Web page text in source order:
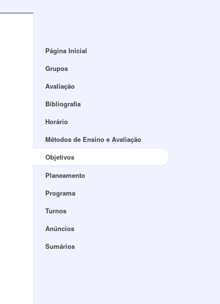
Página Inicial
Grupos
Avaliação
Bibliografia
Horário
Métodos de Ensino e Avaliação
Objetivos
Planeamento
Programa
Turnos
Anúncios
Sumários